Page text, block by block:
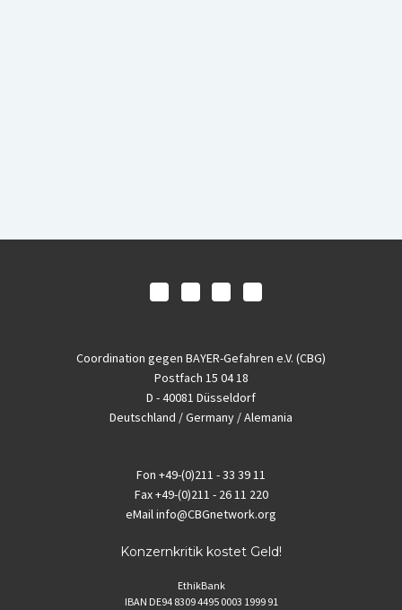
Coordination gegen BAYER-Gefahren e.V. (CBG)
Postfach 15 04 18
D - 40081 Düsseldorf
Deutschland / Germany / Alemania
Fon +49-(0)211 - 33 39 11
Fax+49-(0)211 - 26 11 220
eMailinfo@CBGnetwork.org
Konzernkritik kostet Geld!
EthikBank
IBAN DE94 8309 4495 0003 1999 91